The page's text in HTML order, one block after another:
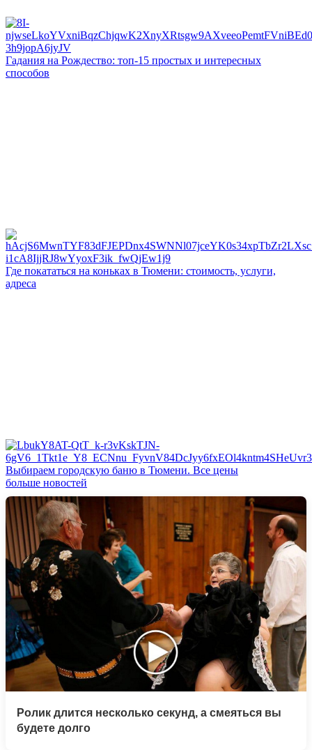
Гадания на Рождество: топ-15 простых и интересных
способов
Где покататься на коньках в Тюмени: стоимость, услуги,
адреса
Выбираем городскую баню в Тюмени. Все цены
больше новостей
Ролик длится несколько секунд, а смеяться вы
будете долго